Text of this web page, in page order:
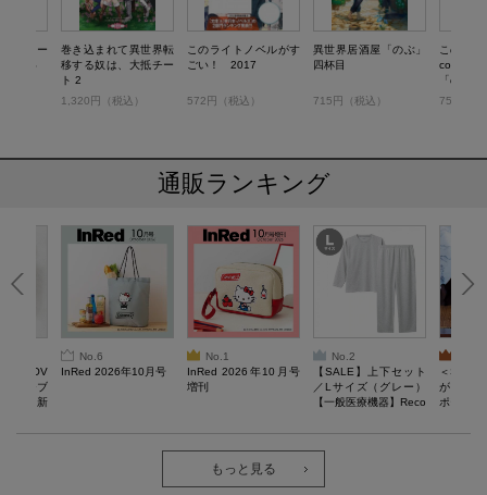
スロー
りたい
巻き込まれて異世界転
移する奴は、大抵チー
ト 2
1,320円（税込）
このライトノベルがす
ごい！ 2017
572円（税込）
異世界居酒屋「のぶ」
四杯目
715円（税込）
このマ
comics
「のぶ
の古都ご
759円（
通販ランキング
LOV
ッチブ
毎日。新
No.6
InRed 2026年10月号
No.1
InRed 2026年10月号
増刊
No.2
【SALE】上下セット
／Lサイズ（グレー）
【一般医療機器】Reco
ウェア 長袖クルーネッ
ク・ロングパンツ
＜SALE
がある
ポーチ
もっと見る